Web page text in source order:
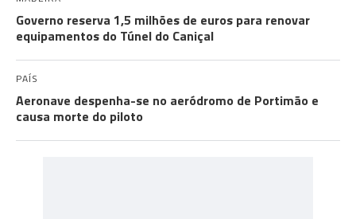
Governo reserva 1,5 milhões de euros para renovar
equipamentos do Túnel do Caniçal
PAÍS
Aeronave despenha-se no aeródromo de Portimão e
causa morte do piloto